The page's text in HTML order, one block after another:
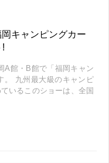
キャンピングカー
!
A館・B館で「福岡キャン
。 九州最大級のキャンピ
いるこのショーは、全国